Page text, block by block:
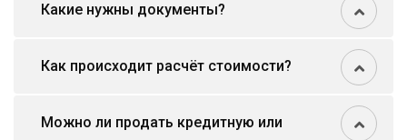
Какие нужны документы?
Как происходит расчёт стоимости?
Можно ли продать кредитную или